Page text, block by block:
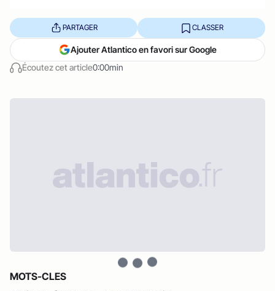
Écoutez cet article0:00min
PARTAGER CLASSER
Ajouter Atlantico en favori sur Google
MOTS-CLES